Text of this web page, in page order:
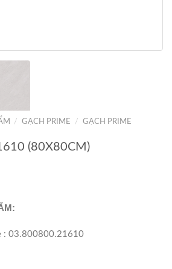
/ GẠCH PRIME /
GẠCH PRIME
(80X80CM)
: 03.800800.21610